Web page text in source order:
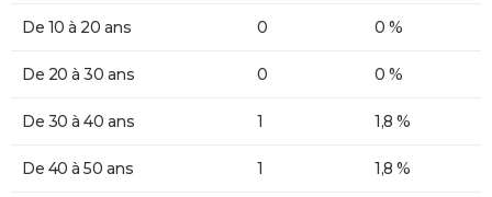
De 10 à 20 ans 0 0 %
De 20 à 30 ans 0 0 %
De 30 à 40 ans 1 1,8 %
De 40 à 50 ans 1 1,8 %